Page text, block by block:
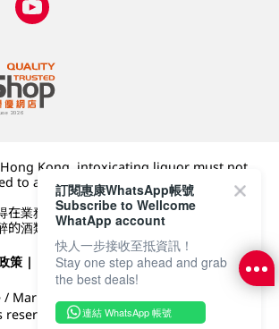
Kong, intoxicating liquor must not
to a minor (under 18) in the course of
在業務過程中，向未成年人 (18 歲以下人士)
的酒類。
策 | DFI零售集團
Market Place. The Dairy Farm Company
訂閱惠康WhatsApp帳號
Subscribe to Wellcome
WhatApp account
快人一步接收至抵資訊！
Stay one step ahead and grab
the best deals!
連結 WhatsApp 帳號